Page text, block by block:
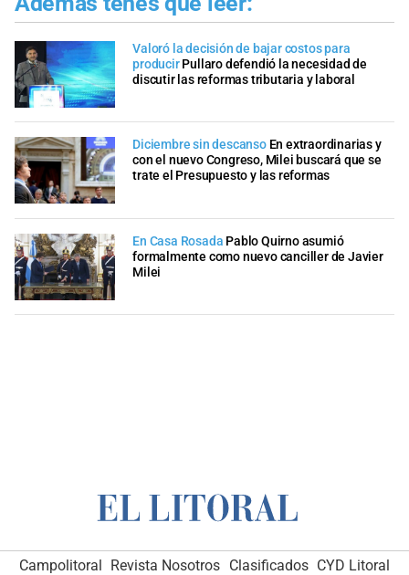
Valoró la decisión de bajar costos para
producir Pullaro defendió la necesidad de
discutir las reformas tributaria y laboral
Diciembre sin descanso En extraordinarias y
con el nuevo Congreso, Milei buscará que se
trate el Presupuesto y las reformas
En Casa Rosada Pablo Quirno asumió
formalmente como nuevo canciller de Javier
Milei
Campolitoral Revista Nosotros Clasificados CYD Litoral